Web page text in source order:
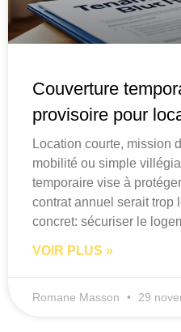
Couverture
provisoire pour
Location courte, mission
mobilité ou simple
temporaire vise à
contrat annuel serait trop
concret: sécuriser le
VOIR PLUS »
Romane Masson 29